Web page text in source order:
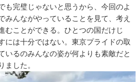
も完璧じゃないと思うから、今回のよ
みんながやっていることを見て、考え
むことができる。ひとつの国だけじ
には十分ではない。東京プライドの取
いるのみんなの姿が何よりも素敵だと
した。